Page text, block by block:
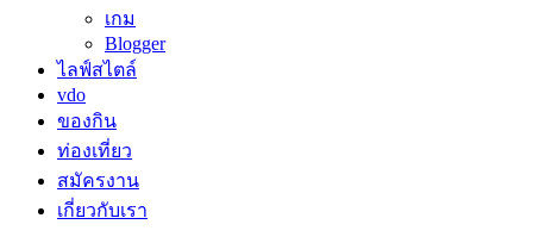
เกม
Blogger
ไลฟ์สไตล์
vdo
ของกิน
ท่องเที่ยว
สมัครงาน
เกี่ยวกับเรา